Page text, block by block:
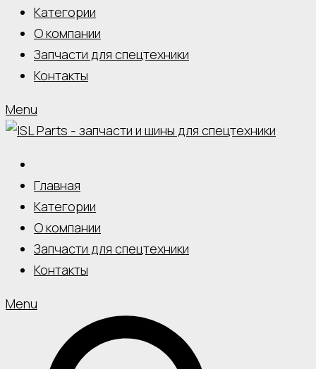
Категории
О компании
Запчасти для спецтехники
Контакты
Menu
Главная
Категории
О компании
Запчасти для спецтехники
Контакты
Menu